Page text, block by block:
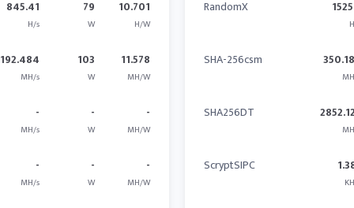
845.41
H/s
79
W
10.701
H/W
MH/s
103
W
11.578
MH/W
-
MH/s
-
W
-
MH/W
-
MH/s
-
W
-
MH/W
RandomX
SHA-256csm
SHA256DT
ScryptSIPC